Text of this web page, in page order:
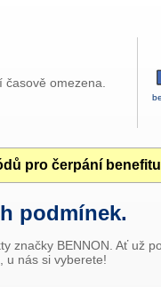
časově omezena.
pro čerpání
podmínek.
BENNON. Ať už
u nás si vyberete!